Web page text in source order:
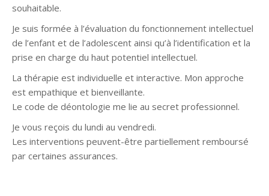
souhaitable.
Je suis formée à l’évaluation du fonctionnement intellectuel
de l’enfant et de l’adolescent ainsi qu’à l’identification et la
prise en charge du haut potentiel intellectuel.
La thérapie est individuelle et interactive. Mon approche
est empathique et bienveillante.
Le code de déontologie me lie au secret professionnel.
Je vous reçois du lundi au vendredi.
Les interventions peuvent-être partiellement remboursé
par certaines assurances.